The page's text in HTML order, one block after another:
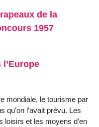
de la
1957
mondiale, le tourisme par
qu’on l’avait prévu. Les
loisirs et les moyens d’en